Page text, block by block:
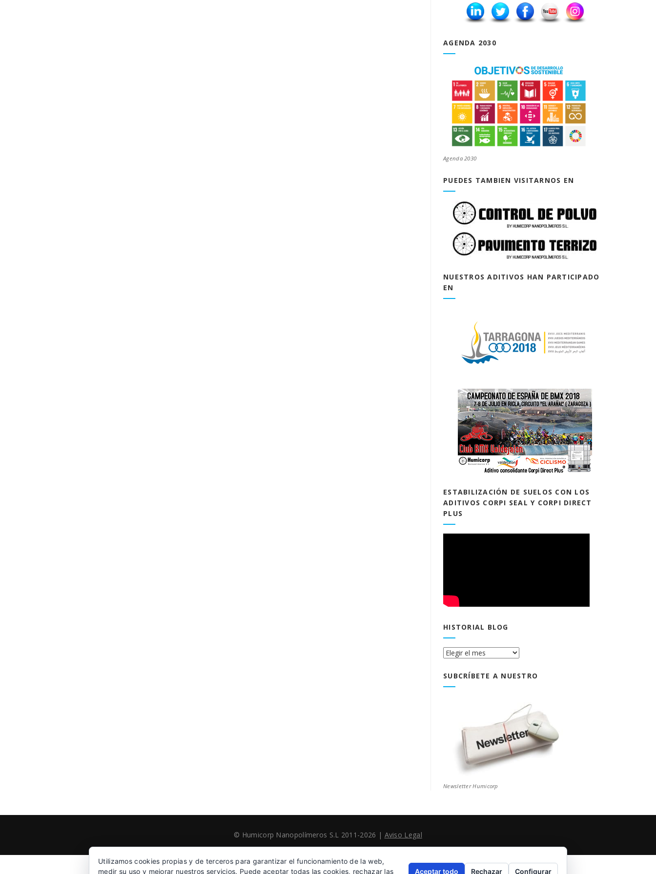
AGENDA 2030
Agenda 2030
PUEDES TAMBIEN VISITARNOS EN
NUESTROS ADITIVOS HAN PARTICIPADO
EN
ESTABILIZACIÓN DE SUELOS CON LOS
ADITIVOS CORPI SEAL Y CORPI DIRECT
PLUS
HISTORIAL BLOG
Historial
SUBCRÍBETE A NUESTRO
Newsletter Humicorp
© Humicorp Nanopolímeros S.L 2011-2026 | Aviso Legal
Utilizamos cookies propias y de terceros para garantizar el funcionamiento de la web,
medir su uso y mejorar nuestros servicios. Puede aceptar todas las cookies, rechazar las
Aceptar todo Rechazar Configurar